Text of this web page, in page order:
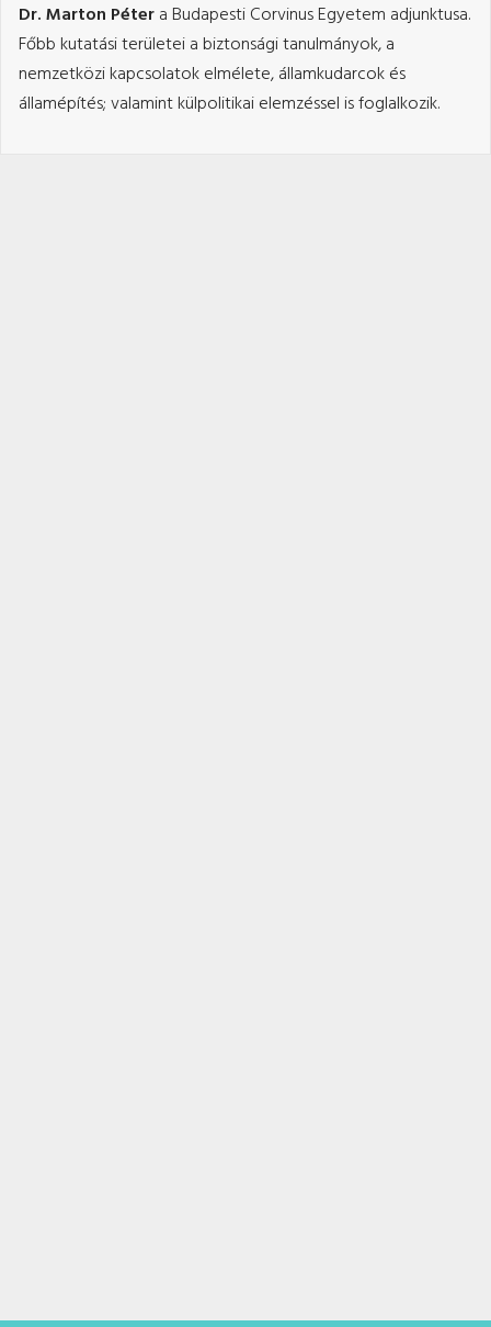
Dr. Marton Pétera Budapesti Corvinus Egyetem adjunktusa.
Főbb kutatási területei a biztonsági tanulmányok, a
nemzetközi kapcsolatok elmélete, államkudarcok és
államépítés; valamint külpolitikai elemzéssel is foglalkozik.